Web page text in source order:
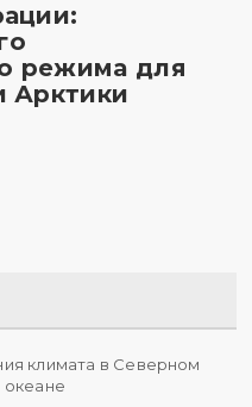
режима для
Арктики